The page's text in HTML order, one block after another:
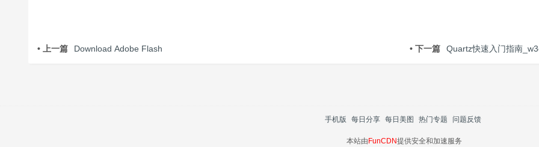
• 上一篇 Download Adobe Flash • 下一篇 Quartz快速入门指南
手机版 每日分享 每日美图 热门专题 问题反馈
本站由FunCDN提供安全和加速服务